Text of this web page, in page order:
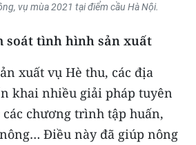
vụ mùa 2021 tại điểm cầu Hà Nội.
soát tình hình sản xuất
xuất vụ Hè thu, các địa
khai nhiều giải pháp tuyên
chương trình tập huấn,
Điều này đã giúp nông